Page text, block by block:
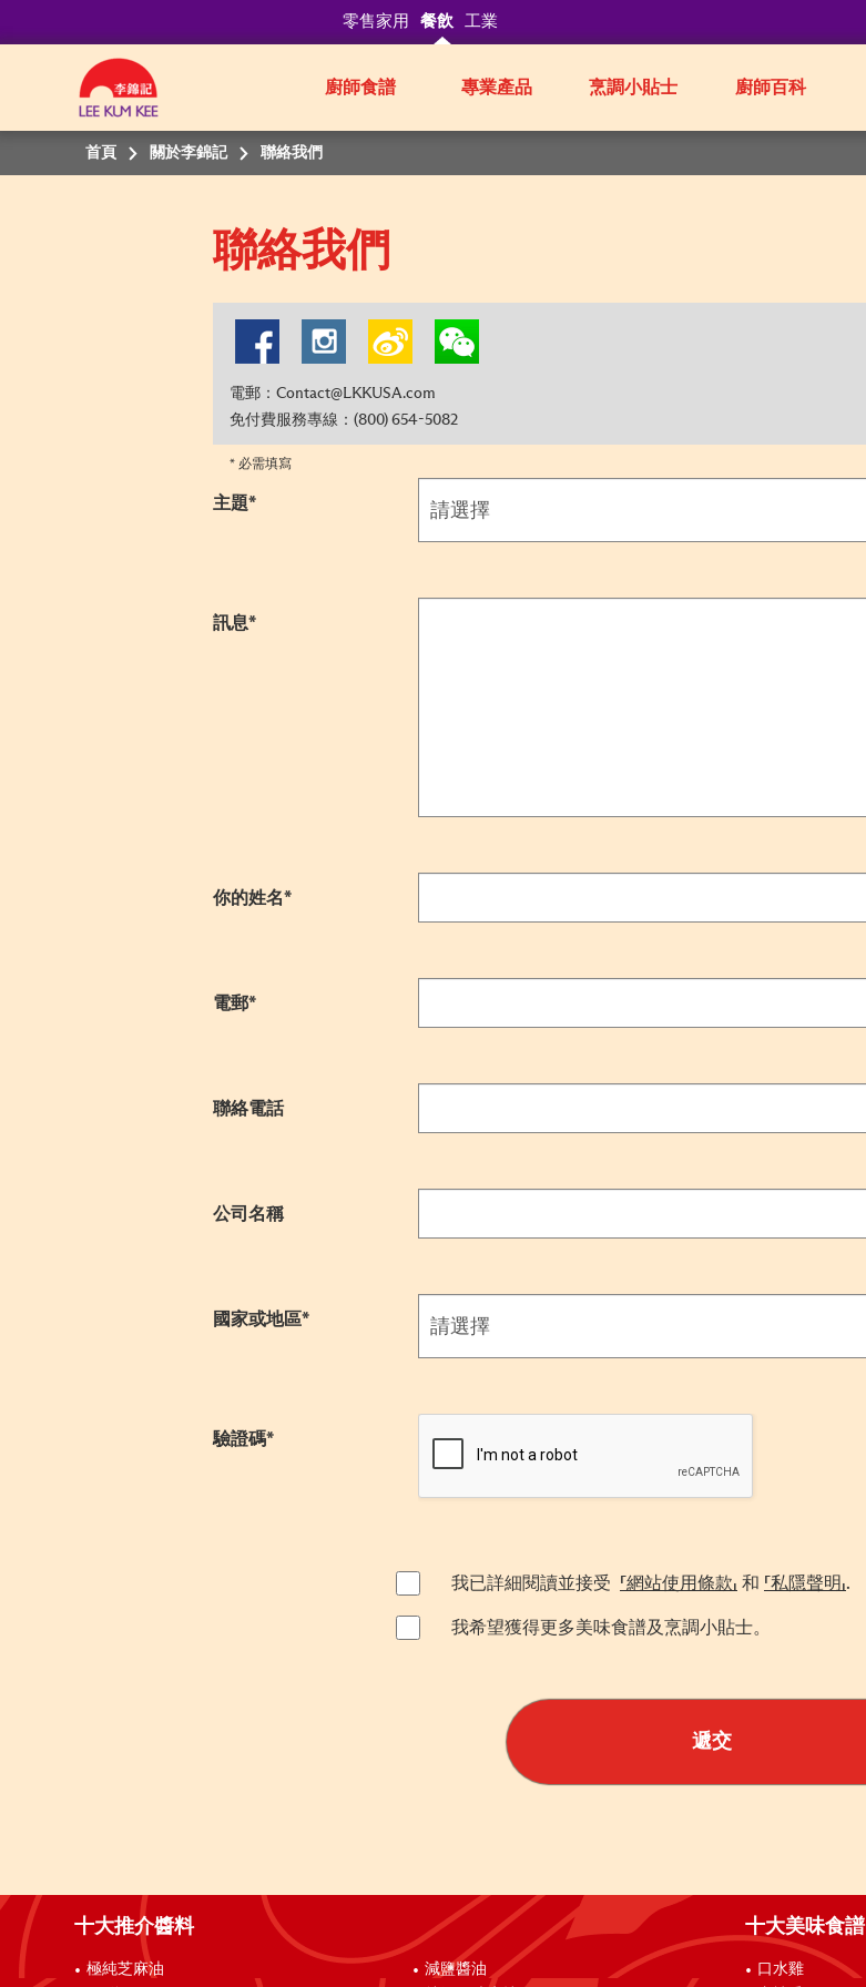
零售家用 餐飲 工業
廚師食譜 專業產品 烹調小貼士 廚師百科
首頁 關於李錦記 聯絡我們
聯絡我們
電郵：Contact@LKKUSA.com
免付費服務專線：(800) 654-5082
* 必需填寫
主題*
訊息*
你的姓名*
電郵*
聯絡電話
公司名稱
國家或地區*
驗證碼*
我已詳細閱讀並接受 「網站使用條款」 和 「私隱聲明」.
我希望獲得更多美味食譜及烹調小貼士。
遞交
十大推介醬料
極純芝麻油 減鹽醬油
十大美味食譜
口水雞